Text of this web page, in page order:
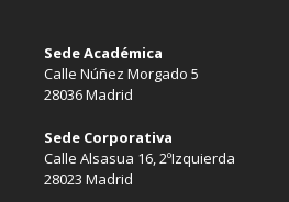
Sede Académica
Calle Núñez Morgado 5
28036 Madrid
Sede Corporativa
Calle Alsasua 16, 2ºIzquierda
28023 Madrid